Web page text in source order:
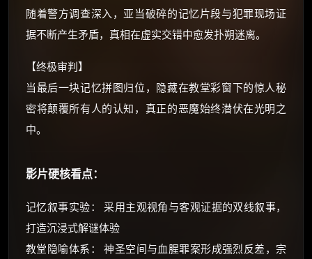
随着警方调查深入，亚当破碎的记忆片段与犯罪现场证
据不断产生矛盾，真相在虚实交错中愈发扑朔迷离。
【终极审判】
当最后一块记忆拼图归位，隐藏在教堂彩窗下的惊人秘
密将颠覆所有人的认知，真正的恶魔始终潜伏在光明之
中。
影片硬核看点：
记忆叙事实验： 采用主观视角与客观证据的双线叙事，
打造沉浸式解谜体验
教堂隐喻体系： 神圣空间与血腥罪案形成强烈反差，宗